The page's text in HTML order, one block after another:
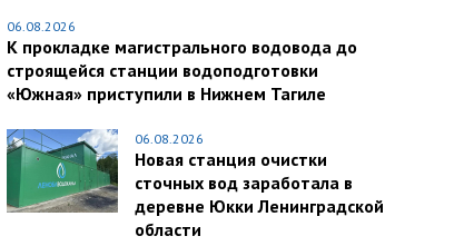
06.08.2026
К прокладке магистрального водовода до
строящейся станции водоподготовки
«Южная» приступили в Нижнем Тагиле
06.08.2026
Новая станция очистки
сточных вод заработала в
деревне Юкки Ленинградской
области